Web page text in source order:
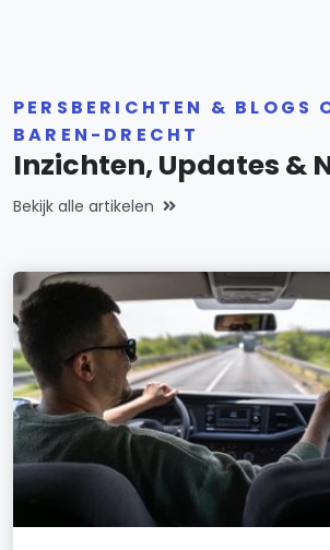
PERSBERICHTEN & BLOGS
BAREN-DRECHT
Inzichten, Updates &
Bekijk alle artikelen